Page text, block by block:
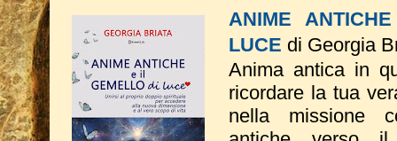
ANIME
LUCE di Georgia
Anima antica in
ricordare la tua
nella missione